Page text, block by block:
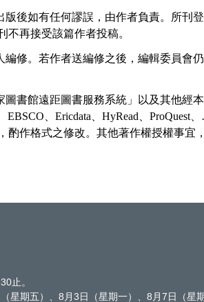
後如有任何謬誤，由作者負責。所刊
再接受該篇作者投稿。
修。若作者送編修之後，編輯委員會
書館遠距圖書服務系統」以及其他經
EBSCO Ericdata HyRead ProQuest
作格式之修改。其他著作權授權事宜
止。
星期五）、8月3日（星期一）、8月7日（星